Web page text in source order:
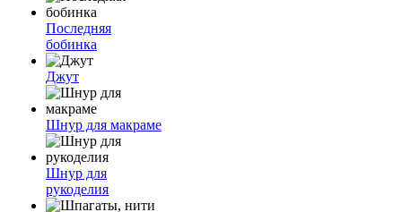
Последняя
бобинка
Джут
Шнур для макраме
Шнур для
рукоделия